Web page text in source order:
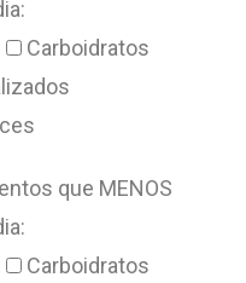
Carboidratos
que MENOS
Carboidratos